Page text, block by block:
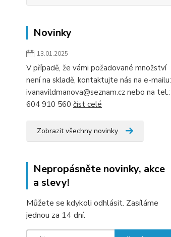
Novinky
13.01.2025
V případě, že vámi požadované množství
není na skladě, kontaktujte nás na e-mailu:
ivanavildmanova@seznam.cz nebo na tel.:
604 910 560 číst celé
Zobrazit všechny novinky
Nepropásněte novinky, akce
a slevy!
Můžete se kdykoli odhlásit. Zasíláme
jednou za 14 dní.